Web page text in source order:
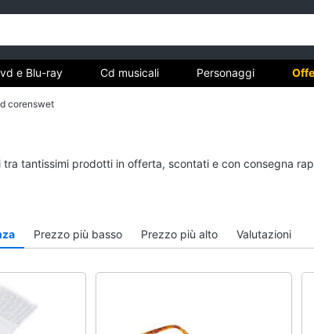
e
DVD Film
Vedi tutti
Musica
Vedi tutti
e Blu-ray Cd musicali Personaggi
corenswet
tra tantissimi prodotti in offerta, scontati e con consegna
Prezzo più basso Prezzo più alto Valutazioni